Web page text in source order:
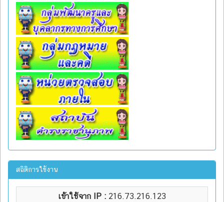
สถิติการใช้งาน
เข้าใช้จาก IP : 216.73.216.123